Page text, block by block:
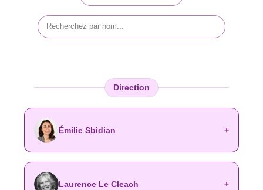
Direction
Émilie Sbidian
Laurence Le Cleach